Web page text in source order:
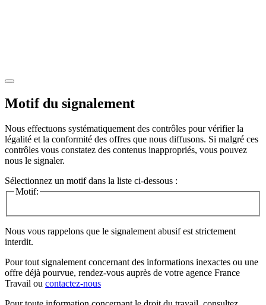
Motif du signalement
Nous effectuons systématiquement des contrôles pour vérifier la
légalité et la conformité des offres que nous diffusons. Si malgré ces
contrôles vous constatez des contenus inappropriés, vous pouvez
nous le signaler.
Sélectionnez un motif dans la liste ci-dessous :
Motif:
Nous vous rappelons que le signalement abusif est strictement
interdit.
Pour tout signalement concernant des informations inexactes ou une
offre déjà pourvue, rendez-vous auprès de votre agence France
Travail ou contactez-nous